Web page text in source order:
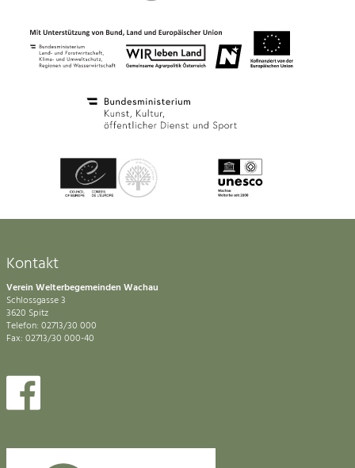
Kontakt
Verein Welterbegemeinden Wachau
Schlossgasse 3
3620 Spitz
Telefon: 02713/30 000
Fax: 02713/30 000-40